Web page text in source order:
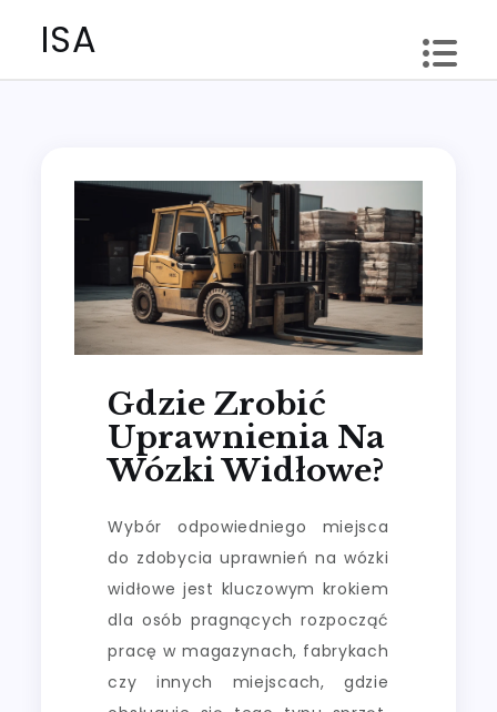
ISA
Gdzie Zrobić
Uprawnienia Na
Wózki Widłowe?
Wybór odpowiedniego miejsca
do zdobycia uprawnień na wózki
widłowe jest kluczowym krokiem
dla osób pragnących rozpocząć
pracę w magazynach, fabrykach
czy innych miejscach, gdzie